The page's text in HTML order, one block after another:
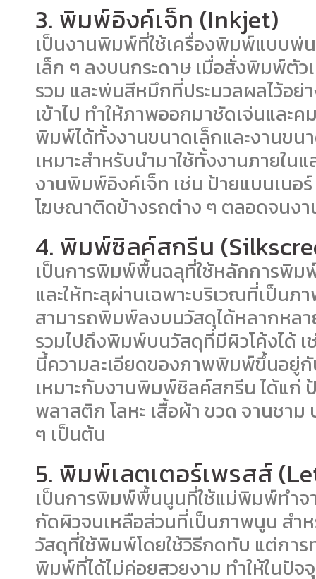
3. พิมพ์อิงค์เจ็ท (Inkjet)
เป็นงานพิมพ์ที่ใช้เครื่องพิมพ์แบบพ่
เล็ก ๆ ลงบนกระดาษ เมื่อสั่งพิมพ์ตั
รวม และพ่นสีหมึกที่ประมวลผลไว้อ
เข้าไป ทำให้ภาพออกมาชัดเจ่นแล
พิมพ์ได้ทั้งงานขนาดเล็กและงานข
เหมาะสำหรับนำมาใช้ทั้งงานภายใน
งานพิมพ์อิงค์เจ็ท เช่น ป้ายแบนเนอร์
โฆษณาติดข้างรถต่าง ๆ ตลอดจนง
4. พิมพ์ซิลค์สกรีน
เป็นการพิมพ์พื้นฉลุที่ใช้หลักการพิม
และให้ทะลุผ่านเฉพาะบริเวณที่เป็น
สามารถพิมพ์ลงบนวัสดุได้หลากหล
รวมไปถึงพิมพ์บนวัสดุที่มีผิวโค้งได้
นี้ความละเอียดของภาพพิมพ์ขึ้นอยู่
เหมาะกับงานพิมพ์ซิลค์สกรีน ได้แก่
พลาสติก โลหะ เสื้อผ้า ขวด จานช
ๆ เป็นต้น
5. พิมพ์เลตเตอร์เพรสส์
เป็นการพิมพ์พื้นนูนที่ใช้แม่พิมพ์ทำจ
กัดผิวจนเหลือส่วนที่เป็นภาพนูน ส
วัสดุที่ใช้พิมพ์โดยใช้วิธีกดทับ แต่กา
พิมพ์ที่ได้ไม่ค่อยสวยงาม ทำให้ในปั